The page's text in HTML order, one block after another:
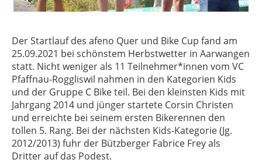
Der Startlauf des afeno Quer und Bike Cup fand am
25.09.2021 bei schönstem Herbstwetter in Aarwangen
statt. Nicht weniger als 11 Teilnehmer*innen vom VC
Pfaffnau-Roggliswil nahmen in den Kategorien Kids
und der Gruppe C Bike teil. Bei den kleinsten Kids mit
Jahrgang 2014 und jünger startete Corsin Christen
und erreichte bei seinem ersten Bikerennen den
tollen 5. Rang. Bei der nächsten Kids-Kategorie (Jg.
2012/2013) fuhr der Bützberger Fabrice Frey als
Dritter auf das Podest.